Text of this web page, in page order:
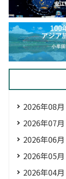
2026年08
2026年07
2026年06
2026年05
2026年04